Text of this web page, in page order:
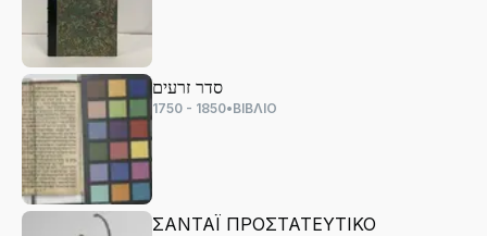
סדר זרעים
1750 - 1850•ΒΙΒΛΙΟ
ΣΑΝΤΑΪ ΠΡΟΣΤΑΤΕΥΤΙΚΟ